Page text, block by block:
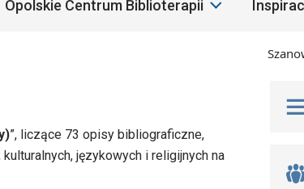
Opolskie Centrum Biblioterapii
Szanowni
”, liczące 73 opisy bibliograficzne,
językowych i religijnych na